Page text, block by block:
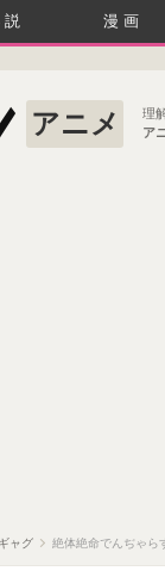
漫画
アニメ
理
ア
ギャグ 絶体絶命でんぢゃら